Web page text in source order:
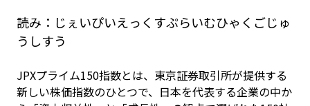
読み： じぇいぴいえっくすぷらいむひゃくごじゅ
うしすう
JPXプライム150指数とは、東京証券取引所が提供する
新しい株価指数のひとつで、日本を代表する企業の中か